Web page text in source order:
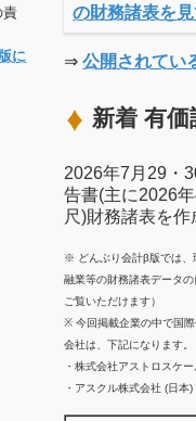
責
に
の財務諸表を
⇒公開されてい
新着 有
2026年7月29・
告書(主に2026
尺)財務諸表を作
※ どんぶり会計β版では、
融業等の財務諸表データ
ご覧いただけます）
※ 今回掲載企業の中で国
会社は、下記になります。
・株式会社アストロスケ
・アスクル株式会社 (日本)